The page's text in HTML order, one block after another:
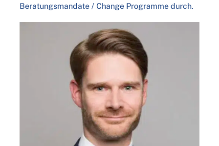
Beratungsmandate / Change Programme durch.